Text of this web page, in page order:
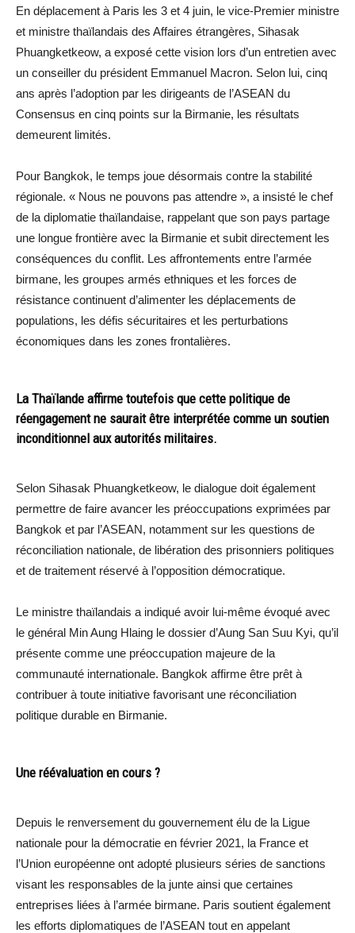
En déplacement à Paris les 3 et 4 juin, le vice-Premier ministre
et ministre thaïlandais des Affaires étrangères, Sihasak
Phuangketkeow, a exposé cette vision lors d’un entretien avec
un conseiller du président Emmanuel Macron. Selon lui, cinq
ans après l’adoption par les dirigeants de l’ASEAN du
Consensus en cinq points sur la Birmanie, les résultats
demeurent limités.
Pour Bangkok, le temps joue désormais contre la stabilité
régionale. « Nous ne pouvons pas attendre », a insisté le chef
de la diplomatie thaïlandaise, rappelant que son pays partage
une longue frontière avec la Birmanie et subit directement les
conséquences du conflit. Les affrontements entre l’armée
birmane, les groupes armés ethniques et les forces de
résistance continuent d’alimenter les déplacements de
populations, les défis sécuritaires et les perturbations
économiques dans les zones frontalières.
La Thaïlande affirme toutefois que cette politique de
réengagement ne saurait être interprétée comme un soutien
inconditionnel aux autorités militaires.
Selon Sihasak Phuangketkeow, le dialogue doit également
permettre de faire avancer les préoccupations exprimées par
Bangkok et par l’ASEAN, notamment sur les questions de
réconciliation nationale, de libération des prisonniers politiques
et de traitement réservé à l’opposition démocratique.
Le ministre thaïlandais a indiqué avoir lui-même évoqué avec
le général Min Aung Hlaing le dossier d’Aung San Suu Kyi, qu’il
présente comme une préoccupation majeure de la
communauté internationale. Bangkok affirme être prêt à
contribuer à toute initiative favorisant une réconciliation
politique durable en Birmanie.
Une réévaluation en cours ?
Depuis le renversement du gouvernement élu de la Ligue
nationale pour la démocratie en février 2021, la France et
l’Union européenne ont adopté plusieurs séries de sanctions
visant les responsables de la junte ainsi que certaines
entreprises liées à l’armée birmane. Paris soutient également
les efforts diplomatiques de l’ASEAN tout en appelant